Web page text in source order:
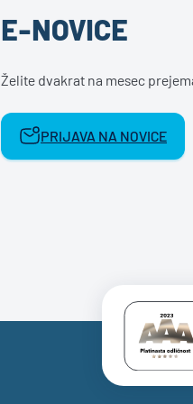
E-NOVICE
Želite dvakrat na mesec
PRIJAVA NA NOVICE